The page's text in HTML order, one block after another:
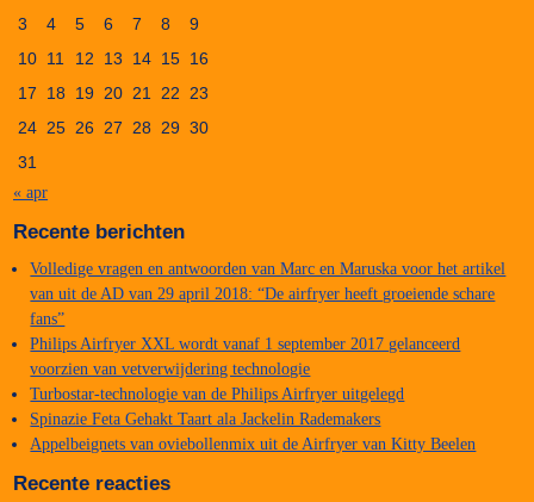
3
4 5 6 7 8
9
10 11 12 13 14 15 16
17
18 19 20 21 22
23
24 25 26 27 28 29 30
31
« apr
Recente berichten
Volledige vragen en antwoorden van Marc en Maruska voor het artikel
van uit de AD van 29 april 2018: “De airfryer heeft groeiende schare
fans”
Philips Airfryer XXL wordt vanaf 1 september 2017 gelanceerd
voorzien van vetverwijdering technologie
Turbostar-technologie van de Philips Airfryer uitgelegd
Spinazie Feta Gehakt Taart ala Jackelin Rademakers
Appelbeignets van oviebollenmix uit de Airfryer van Kitty Beelen
Recente reacties